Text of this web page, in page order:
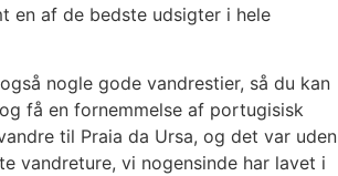
en af ​​de bedste udsigter i hele
nogle gode vandrestier, så du kan
få en fornemmelse af portugisisk
til Praia da Ursa, og det var uden
vandreture, vi nogensinde har lavet i